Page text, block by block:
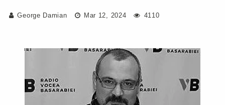
George Damian Mar 12, 2024 4110